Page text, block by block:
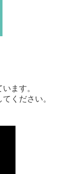
ます。
ください。